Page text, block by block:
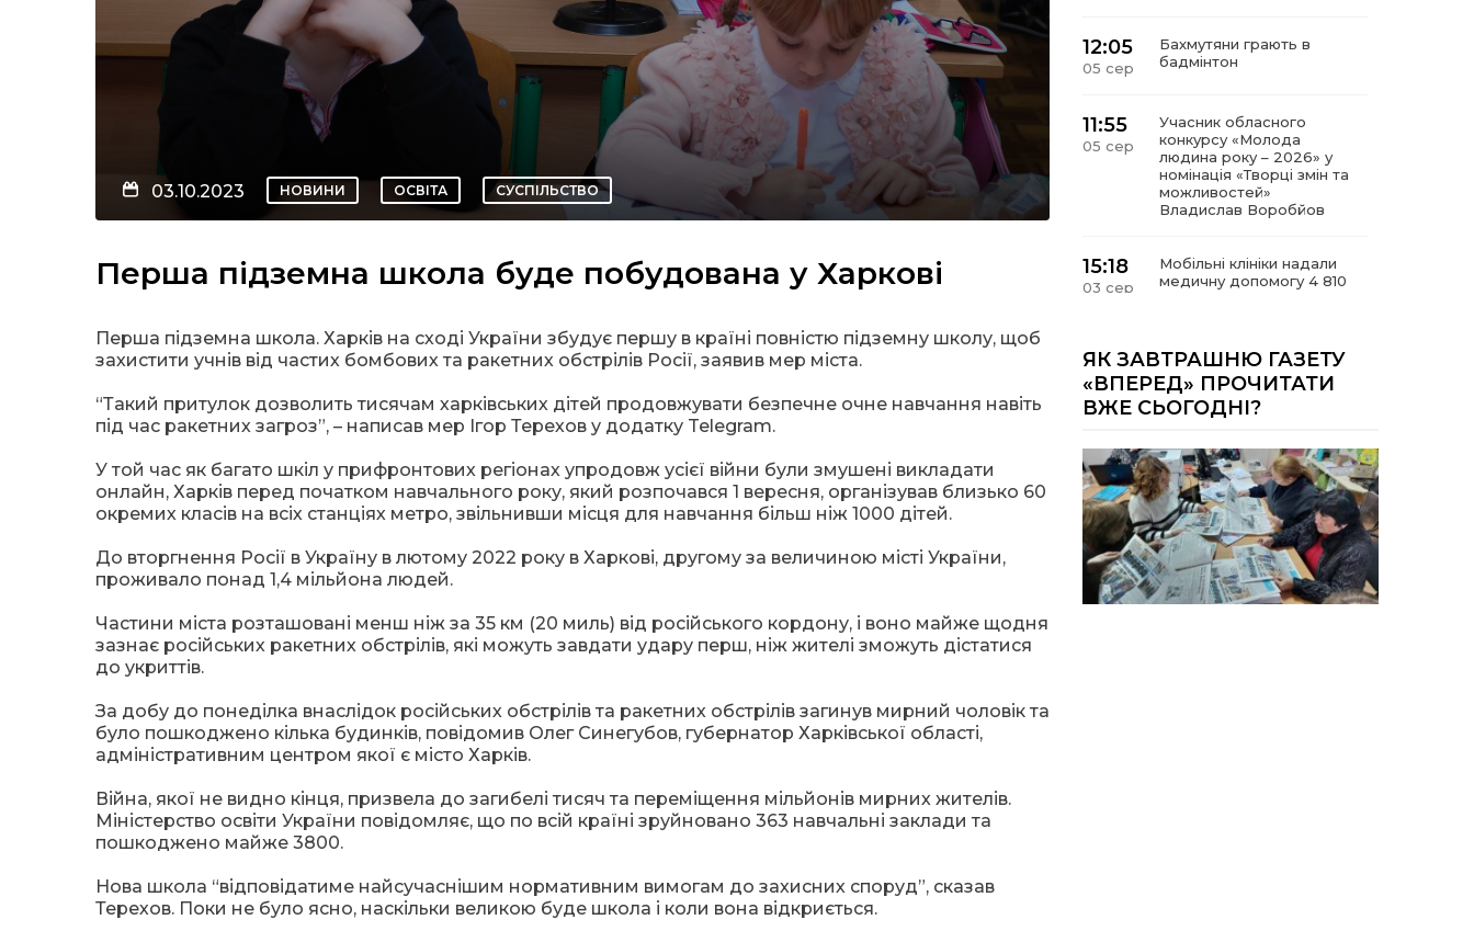
03.10.2023 НОВИНИ ОСВІТА СУСПІЛЬСТВО
Перша підземна школа буде побудована у Харкові
Перша підземна школа. Харків на сході України збудує першу в країні повністю підземну школу, щоб
захистити учнів від частих бомбових та ракетних обстрілів Росії, заявив мер міста.
“Такий притулок дозволить тисячам харківських дітей продовжувати безпечне очне навчання навіть
під час ракетних загроз”, – написав мер Ігор Терехов у додатку Telegram.
У той час як багато шкіл у прифронтових регіонах упродовж усієї війни були змушені викладати
онлайн, Харків перед початком навчального року, який розпочався 1 вересня, організував близько 60
окремих класів на всіх станціях метро, звільнивши місця для навчання більш ніж 1000 дітей.
До вторгнення Росії в Україну в лютому 2022 року в Харкові, другому за величиною місті України,
проживало понад 1,4 мільйона людей.
Частини міста розташовані менш ніж за 35 км (20 миль) від російського кордону, і воно майже щодня
зазнає російських ракетних обстрілів, які можуть завдати удару перш, ніж жителі зможуть дістатися
до укриттів.
За добу до понеділка внаслідок російських обстрілів та ракетних обстрілів загинув мирний чоловік та
було пошкоджено кілька будинків, повідомив Олег Синегубов, губернатор Харківської області,
адміністративним центром якої є місто Харків.
Війна, якої не видно кінця, призвела до загибелі тисяч та переміщення мільйонів мирних жителів.
Міністерство освіти України повідомляє, що по всій країні зруйновано 363 навчальні заклади та
пошкоджено майже 3800.
Нова школа “відповідатиме найсучаснішим нормативним вимогам до захисних споруд”, сказав
Терехов. Поки не було ясно, наскільки великою буде школа і коли вона відкриється.
12:05
05 сер
Бахмутяни грають в
бадмінтон
11:55
05 сер
Учасник обласного
конкурсу «Молода
людина року – 2026» у
номінація «Творці змін та
можливостей»
Владислав Воробйов
15:18
03 сер
Мобільні клініки надали
медичну допомогу 4 810
09:27
03 сер
ВПО можуть не платити
за частину комунальних
послуг: про що йдеться
14:12
01 сер
розповіла, коли
переселенці втрачають
виплати та статус
внутрішньо переміщеної
особи
14:04
01 сер
Учасниця обласного
конкурсу «Молода
ЯК ЗАВТРАШНЮ ГАЗЕТУ
«ВПЕРЕД» ПРОЧИТАТИ
ВЖЕ СЬОГОДНІ?